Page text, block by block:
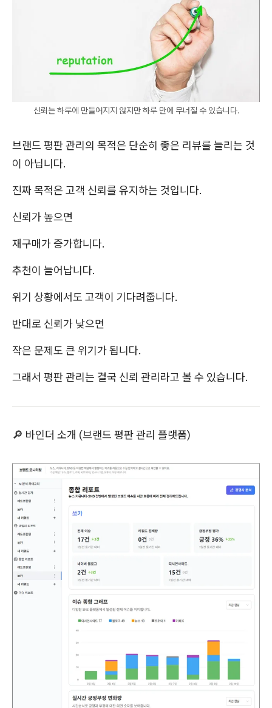
신뢰는 하루에 만들어지지 않지만 하루 만에 무너질 수 있습니다.
브랜드 평판 관리의 목적은 단순히 좋은 리뷰를 늘리는 것
이 아닙니다.
진짜 목적은 고객 신뢰를 유지하는 것입니다.
신뢰가 높으면
재구매가 증가합니다.
추천이 늘어납니다.
위기 상황에서도 고객이 기다려줍니다.
반대로 신뢰가 낮으면
작은 문제도 큰 위기가 됩니다.
그래서 평판 관리는 결국 신뢰 관리라고 볼 수 있습니다.
🔎 바인더 소개 (브랜드 평판 관리 플랫폼)